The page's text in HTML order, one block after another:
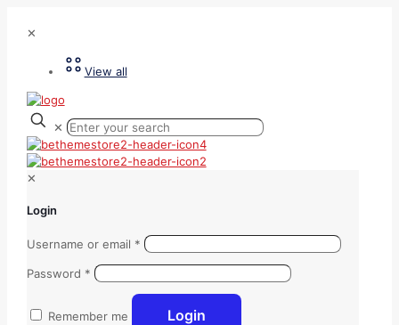
✕
View all
✕
✕
Login
Username or email *
Password *
Remember me Login